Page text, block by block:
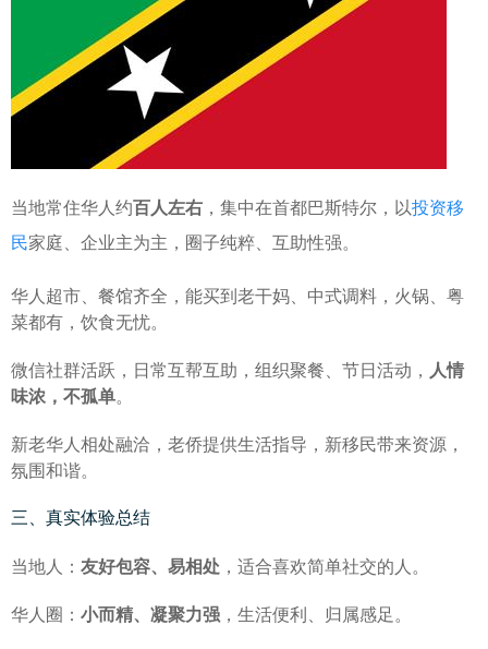
当地常住华人约百人左右 ，集中在首都巴斯特尔，以投资移
民家庭、企业主为主，圈子纯粹、互助性强。
华人超市、餐馆齐全，能买到老干妈、中式调料，火锅、粤
菜都有，饮食无忧。
微信社群活跃，日常互帮互助，组织聚餐、节日活动， 人情
味浓，不孤单。
新老华人相处融洽，老侨提供生活指导，新移民带来资源，
氛围和谐。
三、真实体验总结
当地人： 友好包容、易相处 ，适合喜欢简单社交的人。
华人圈： 小而精、凝聚力强 ，生活便利、归属感足。